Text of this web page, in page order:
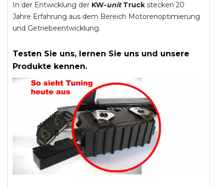
In der Entwicklung der KW-unitTruck stecken 20
Jahre Erfahrung aus dem Bereich Motorenoptimierung
und Getriebeentwicklung.
Testen Sie uns, lernen Sie uns und unsere
Produkte kennen.